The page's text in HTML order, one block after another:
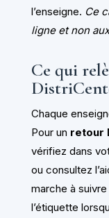
l’enseigne. Ce
ligne et non
Ce qui
Chaque
Pour un retour
vérifiez dans
ou consultez
marche à
l’étiquette